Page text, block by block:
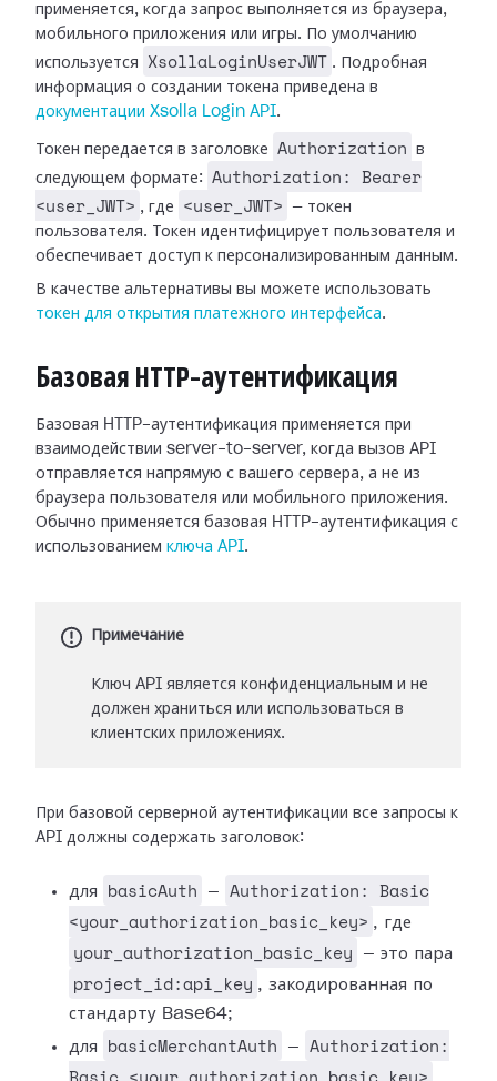
применяется, когда запрос выполняется из браузера,
мобильного приложения или игры. По умолчанию
используется
XsollaLoginUserJWT . Подробная
информация о создании токена приведена в
документации Xsolla Login API.
Токен передается в заголовке Authorization
в
следующем формате:
Authorization: Bearer
<user_JWT> , где <user_JWT>
— токен
пользователя. Токен идентифицирует пользователя и
обеспечивает доступ к персонализированным данным.
В качестве альтернативы вы можете использовать
токен для открытия платежного интерфейса.
Базовая HTTP-аутентификация
Базовая HTTP-аутентификация применяется при
взаимодействии server-to-server, когда вызов API
отправляется напрямую с вашего сервера, а не из
браузера пользователя или мобильного приложения.
Обычно применяется базовая HTTP-аутентификация с
использованием ключа API.
Примечание
Ключ API является конфиденциальным и не
должен храниться или использоваться в
клиентских приложениях.
При базовой серверной аутентификации все запросы к
API должны содержать заголовок:
для basicAuth —
Authorization: Basic
<your_authorization_basic_key> , где
your_authorization_basic_key — это пара
project_id:api_key , закодированная по
стандарту Base64;
для
basicMerchantAuth —
Authorization: